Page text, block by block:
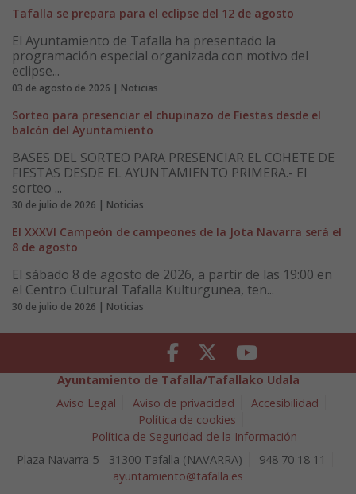
Tafalla se prepara para el eclipse del 12 de agosto
El Ayuntamiento de Tafalla ha presentado la
programación especial organizada con motivo del
eclipse...
03 de agosto de 2026 | Noticias
Sorteo para presenciar el chupinazo de Fiestas desde el
balcón del Ayuntamiento
BASES DEL SORTEO PARA PRESENCIAR EL COHETE DE
FIESTAS DESDE EL AYUNTAMIENTO PRIMERA.- El
sorteo ...
30 de julio de 2026 | Noticias
El XXXVI Campeón de campeones de la Jota Navarra será el
8 de agosto
El sábado 8 de agosto de 2026, a partir de las 19:00 en
el Centro Cultural Tafalla Kulturgunea, ten...
30 de julio de 2026 | Noticias
Facebook Twitter Youtube
Ayuntamiento de Tafalla/Tafallako Udala
Aviso Legal
Aviso de privacidad
Accesibilidad
Política de cookies
Política de Seguridad de la Información
Plaza Navarra 5 - 31300 Tafalla (NAVARRA)
948 70 18 11
ayuntamiento@tafalla.es